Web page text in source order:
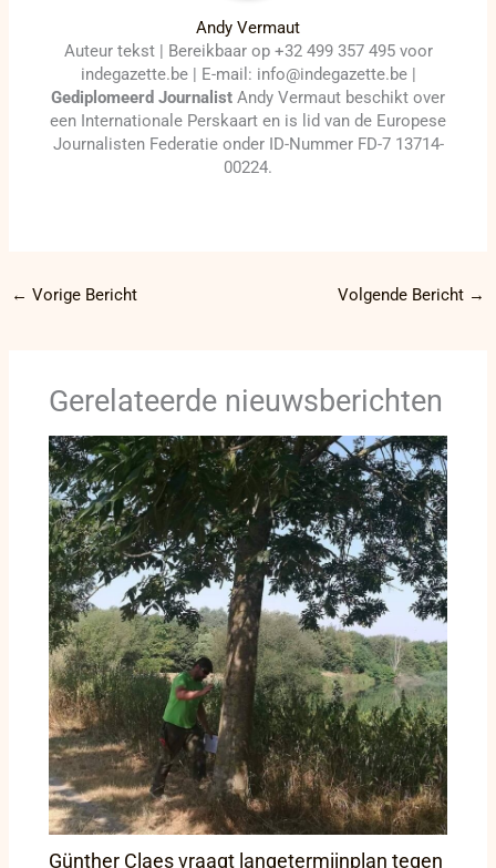
Andy Vermaut
Auteur tekst | Bereikbaar op +32 499 357 495 voor
indegazette.be | E-mail: info@indegazette.be |
Gediplomeerd Journalist Andy Vermaut beschikt over
een Internationale Perskaart en is lid van de Europese
Journalisten Federatie onder ID-Nummer FD-7 13714-
00224.
← Vorige Bericht Volgende Bericht →
Gerelateerde nieuwsberichten
Günther Claes vraagt langetermijnplan tegen